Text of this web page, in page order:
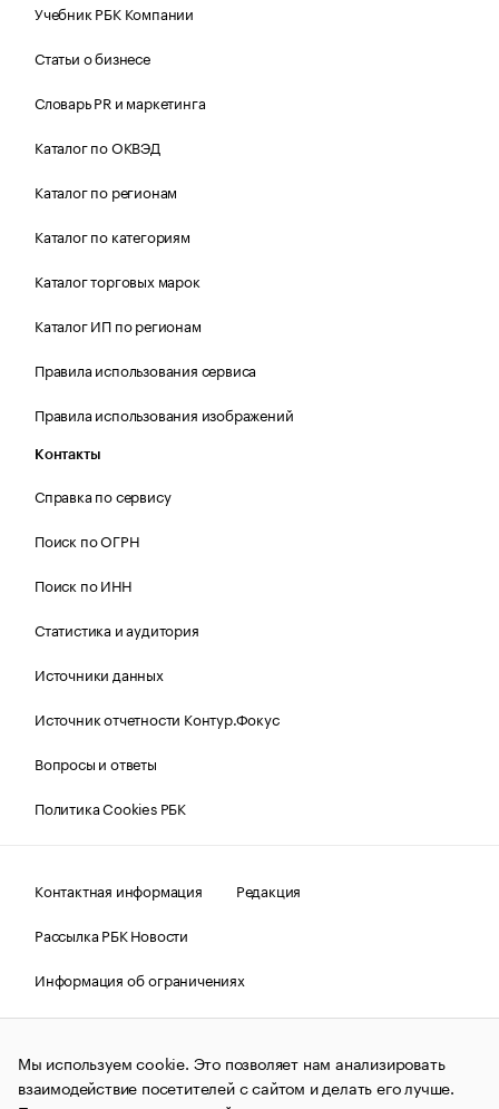
Учебник РБК Компании
Статьи о бизнесе
Словарь PR и маркетинга
Каталог по ОКВЭД
Каталог по регионам
Каталог по категориям
Каталог торговых марок
Каталог ИП по регионам
Правила использования сервиса
Правила использования изображений
Контакты
Справка по сервису
Поиск по ОГРН
Поиск по ИНН
Статистика и аудитория
Источники данных
Источник отчетности Контур.Фокус
Вопросы и ответы
Политика Cookies РБК
Контактная информация
Редакция
Рассылка РБК Новости
Информация об ограничениях
Правовая информация
О соблюдении авторских прав
© АО «РОСБИЗНЕСКОНСАЛТИНГ»,1995–2026.Сообщения
и материалы информационного агентства «РБК»
(зарегистрировано Федеральной службой по надзору в сфере
Мы используем cookie. Это позволяет нам анализировать
взаимодействие посетителей с сайтом и делать его лучше.